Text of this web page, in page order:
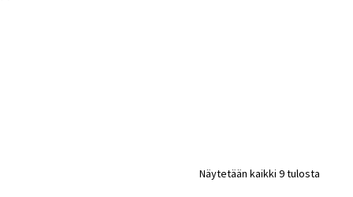
Näytetään kaikki 9 tulosta